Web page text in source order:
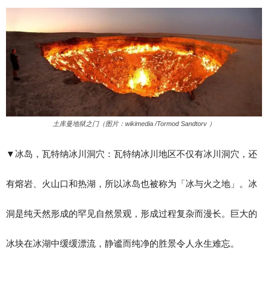
​土库曼地狱之门（图片：wikimedia /Tormod Sandtorv ）
▼​冰岛，瓦特纳冰川洞穴：瓦特纳冰川地区不仅有冰川洞穴，还
有熔岩、火山口和热湖，所以冰岛也被称为「冰与火之地」。冰
洞是纯天然形成的罕见自然景观，形成过程复杂而漫长。巨大的
冰块在冰湖中缓缓漂流，静谧而纯净的胜景令人永生难忘。